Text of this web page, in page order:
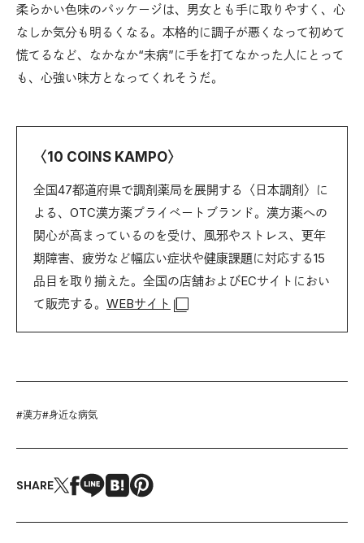
柔らかい色味のパッケージは、男女とも手に取りやすく、心
なしか気分も明るくなる。本格的に調子が悪くなって初めて
慌てるなど、なかなか“未病”に手を打てなかった人にとって
も、心強い味方となってくれそうだ。
〈10 COINS KAMPO〉
全国47都道府県で調剤薬局を展開する〈日本調剤〉に
よる、OTC漢方薬プライベートブランド。漢方薬への
関心が高まっているのを受け、風邪やストレス、更年
期障害、疲労など幅広い症状や健康課題に対応する15
品目を取り揃えた。全国の店舗およびECサイトにおい
て販売する。 WEBサイト
#漢方#身近な病気
SHARE